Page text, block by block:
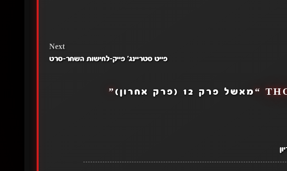
Next
פייט סטריינג' פייק-לחישות השחר-סרט
מאשל פרק 12 (פרק אחרון) ”